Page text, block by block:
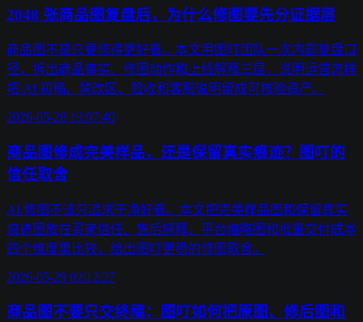
2048 张商品图复盘后，为什么修图要先分证据层
商品图不是只要修得更好看。本文用图叮团队一次内部复盘口
径，拆出商品事实、修图动作和上线解释三层，说明运营怎样
把 AI 初稿、禁改区、验收和客服说明留成可核验资产。
2026-05-28 19:07:40
商品图修成完美样品，还是保留真实痕迹？图叮的
信任取舍
AI 修图不该只追求干净好看。本文把完美样品图和保留真实
痕迹图放在买家信任、售后解释、平台缩略图和批量交付成本
四个维度里比较，给出图叮更稳的修图取舍。
2026-05-29 02:12:27
商品图不要只交终稿：图叮如何把原图、修后图和